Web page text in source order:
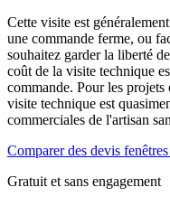
Cette visite est
une commande ferme, ou
souhaitez garder la liberté
coût de la visite technique
commande. Pour les
visite technique est
commerciales de l'artisan
Comparer des devis
Gratuit et sans engagement